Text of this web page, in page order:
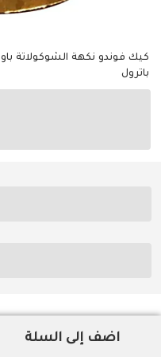
كيك فوندو نكهة الشوكولاتة باو
باترول
اضف إلى السلة